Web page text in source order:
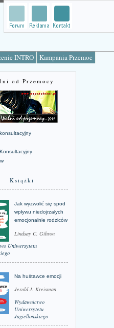
INTRO Kampania Przemoc
od Przemocy
Książki
Jak wyzwolić się spod
wpływu niedojrzałych
emocjonalnie rodziców
Lindsay C. Gibson
Uniwersytetu
Na huśtawce emocji
Jerold J. Kreisman
Wydawnictwo
Uniwersytetu
Jagiellońskiego